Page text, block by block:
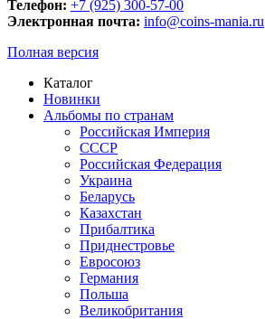
Телефон: +7 (925) 300-57-00
Электронная почта: info@coins-mania.ru
Полная версия
Каталог
Новинки
Альбомы по странам
Российская Империя
СССР
Российская Федерация
Украина
Беларусь
Казахстан
Прибалтика
Приднестровье
Евросоюз
Германия
Польша
Великобритания